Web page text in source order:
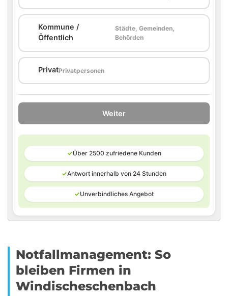
Kommune /
Öffentlich
Städte, Gemeinden,
Behörden
PrivatPrivatpersonen
Weiter
✓Über 2500 zufriedene Kunden
✓Antwort innerhalb von 24 Stunden
✓Unverbindliches Angebot
Notfallmanagement: So
bleiben Firmen in
Windischeschenbach